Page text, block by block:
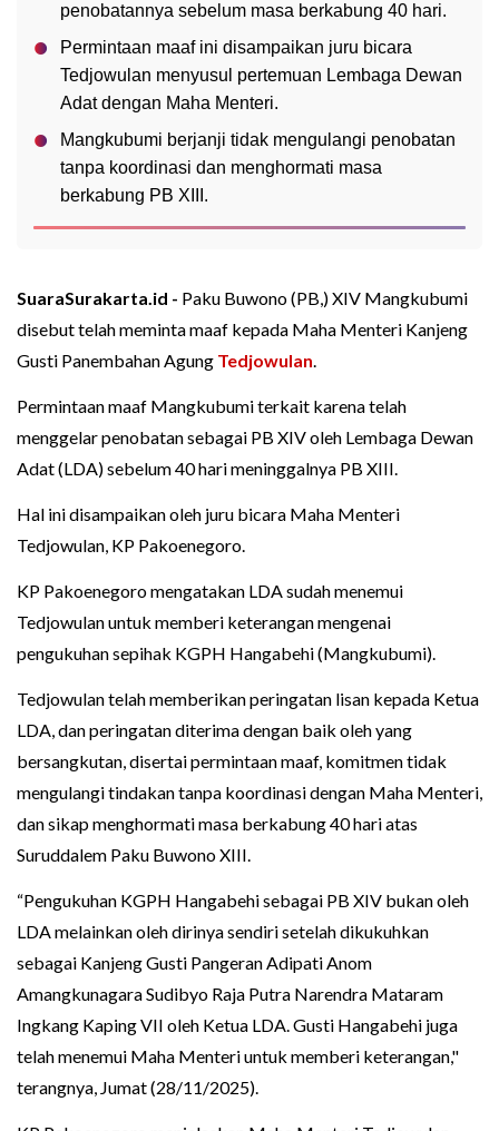
penobatannya sebelum masa berkabung 40 hari.
Permintaan maaf ini disampaikan juru bicara
Tedjowulan menyusul pertemuan Lembaga Dewan
Adat dengan Maha Menteri.
Mangkubumi berjanji tidak mengulangi penobatan
tanpa koordinasi dan menghormati masa
berkabung PB XIII.
SuaraSurakarta.id - Paku Buwono (PB,) XIV Mangkubumi
disebut telah meminta maaf kepada Maha Menteri Kanjeng
Gusti Panembahan Agung Tedjowulan.
Permintaan maaf Mangkubumi terkait karena telah
menggelar penobatan sebagai PB XIV oleh Lembaga Dewan
Adat (LDA) sebelum 40 hari meninggalnya PB XIII.
Hal ini disampaikan oleh juru bicara Maha Menteri
Tedjowulan, KP Pakoenegoro.
KP Pakoenegoro mengatakan LDA sudah menemui
Tedjowulan untuk memberi keterangan mengenai
pengukuhan sepihak KGPH Hangabehi (Mangkubumi).
Tedjowulan telah memberikan peringatan lisan kepada Ketua
LDA, dan peringatan diterima dengan baik oleh yang
bersangkutan, disertai permintaan maaf, komitmen tidak
mengulangi tindakan tanpa koordinasi dengan Maha Menteri,
dan sikap menghormati masa berkabung 40 hari atas
Suruddalem Paku Buwono XIII.
“Pengukuhan KGPH Hangabehi sebagai PB XIV bukan oleh
LDA melainkan oleh dirinya sendiri setelah dikukuhkan
sebagai Kanjeng Gusti Pangeran Adipati Anom
Amangkunagara Sudibyo Raja Putra Narendra Mataram
Ingkang Kaping VII oleh Ketua LDA. Gusti Hangabehi juga
telah menemui Maha Menteri untuk memberi keterangan,"
terangnya, Jumat (28/11/2025).